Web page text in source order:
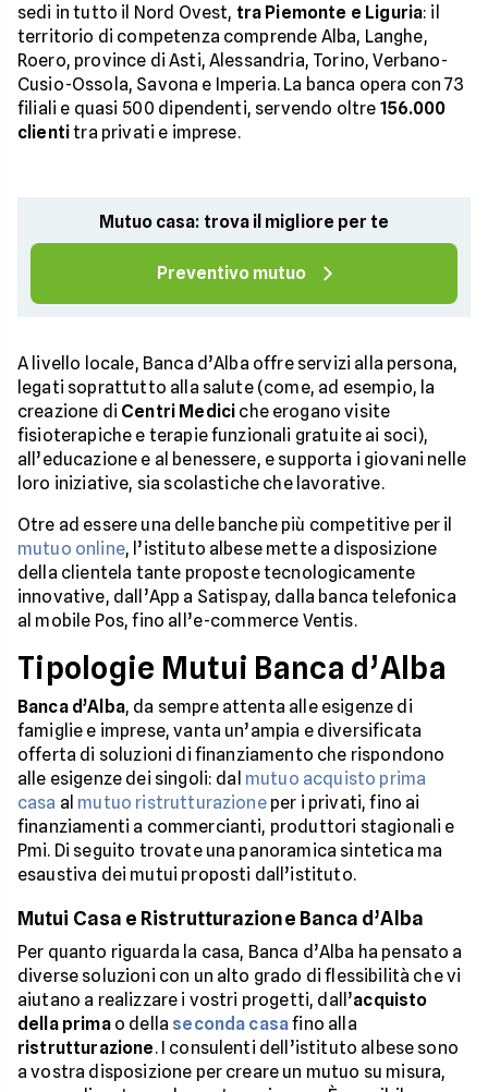
sedi in tutto il Nord Ovest, tra Piemonte e Liguria: il
territorio di competenza comprende Alba, Langhe,
Roero, province di Asti, Alessandria, Torino, Verbano-
Cusio-Ossola, Savona e Imperia. La banca opera con 73
filiali e quasi 500 dipendenti, servendo oltre 156.000
clientitra privati e imprese.
Mutuo casa: trova il migliore per te
Preventivo mutuo
A livello locale, Banca d’Alba offre servizi alla persona,
legati soprattutto alla salute (come, ad esempio, la
creazione di Centri Medici che erogano visite
fisioterapiche e terapie funzionali gratuite ai soci),
all’educazione e al benessere, e supporta i giovani nelle
loro iniziative, sia scolastiche che lavorative.
Otre ad essere una delle banche più competitive per il
mutuo online, l’istituto albese mette a disposizione
della clientela tante proposte tecnologicamente
innovative, dall’App a Satispay, dalla banca telefonica
al mobile Pos, fino all’e-commerce Ventis.
Tipologie Mutui Banca d’Alba
Banca d’Alba, da sempre attenta alle esigenze di
famiglie e imprese, vanta un’ampia e diversificata
offerta di soluzioni di finanziamento che rispondono
alle esigenze dei singoli: dal mutuo acquisto prima
casa al mutuo ristrutturazioneper i privati, fino ai
finanziamenti a commercianti, produttori stagionali e
Pmi. Di seguito trovate una panoramica sintetica ma
esaustiva dei mutui proposti dall’istituto.
Mutui Casa e Ristrutturazione Banca d’Alba
Per quanto riguarda la casa, Banca d’Alba ha pensato a
diverse soluzioni con un alto grado di flessibilità che vi
aiutano a realizzare i vostri progetti, dall’acquisto
della primao della seconda casafino alla
ristrutturazione. I consulenti dell’istituto albese sono
a vostra disposizione per creare un mutuo su misura,